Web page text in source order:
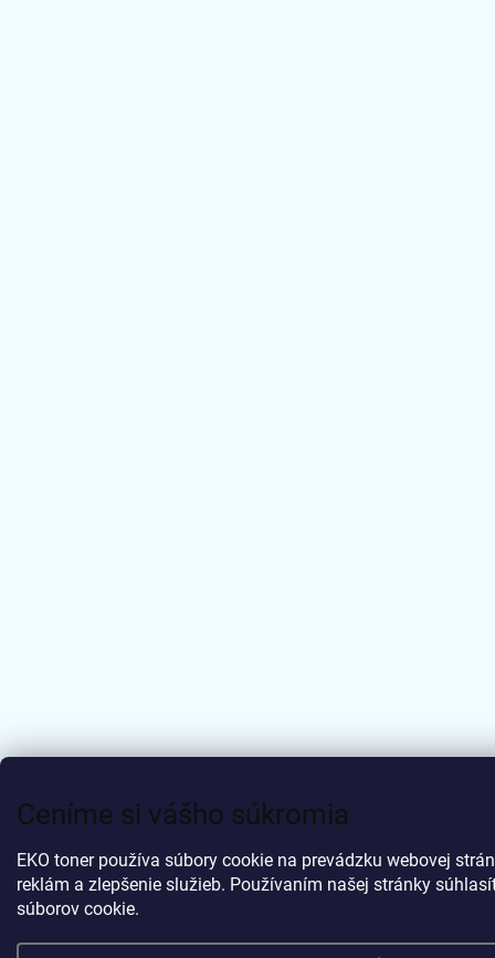
Ceníme si vášho súkromia
EKO toner používa súbory cookie na prevádzku webovej
reklám a zlepšenie služieb. Používaním našej stránky
súborov cookie.